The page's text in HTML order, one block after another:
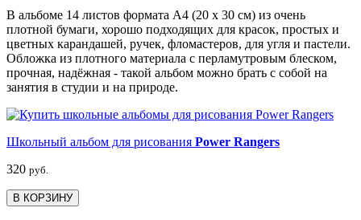
В альбоме 14 листов формата А4 (20 х 30 см) из очень
плотной бумаги, хорошо подходящих для красок, простых и
цветных карандашей, ручек, фломастеров, для угля и пастели.
Обложка из плотного материала с перламутровым блеском,
прочная, надёжная - такой альбом можно брать с собой на
занятия в студии и на природе.
Школьный альбом для рисования Power Rangers
320 руб.
В КОРЗИНУ